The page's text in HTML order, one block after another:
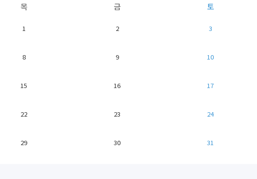
목 금 토
1 2 3
8 9 10
15 16 17
22 23 24
29 30 31